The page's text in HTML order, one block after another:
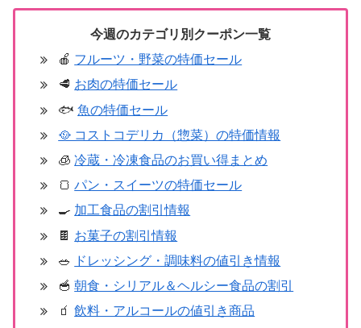
今週のカテゴリ別クーポン一覧
🍎 フルーツ・野菜の特価セール
🥩 お肉の特価セール
🐟魚の特価セール
🥘 コストコデリカ（惣菜）の特価情報
🧊冷蔵・冷凍食品のお買い得まとめ
🍞パン・スイーツの特価セール
🍳 加工食品の割引情報
🍫 お菓子の割引情報
🥗
ドレッシング・調味料の値引き情報
🥣朝食・シリアル＆ヘルシー食品の割引
🧃飲料・アルコールの値引き商品